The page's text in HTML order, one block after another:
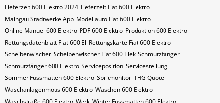
Lieferzeit 600 Elektro 2024 Lieferzeit Fiat 600 Elektro
Maingau Stadtwerke App Modellauto Fiat 600 Elektro
Online Manuel 600 Elektro PDF 600 Elektro Produktion 600 Elektro
Rettungsdatenblatt Fiat 600 El Rettungskarte Fiat 600 Elektro
Scheibenwischer Scheibenwischer Fiat​ 600 Elek Schmutzfänger
Schmutzfänger 600 Elektro Serviceposition Servicestellung
Sommer Fussmatten 600 Elektro Spritmonitor THG Quote
Waschanlagenmous 600 Elektro Waschen 600 Elektro
Waschstraße 600 Elektro Werk Winter Fussmatten 600 Elektro